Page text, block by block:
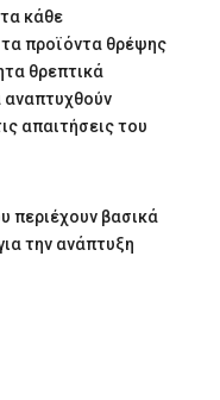
κάθε
τα προϊόντα θρέψης
θρεπτικά
αναπτυχθούν
απαιτήσεις του
περιέχουν βασικά
την ανάπτυξη